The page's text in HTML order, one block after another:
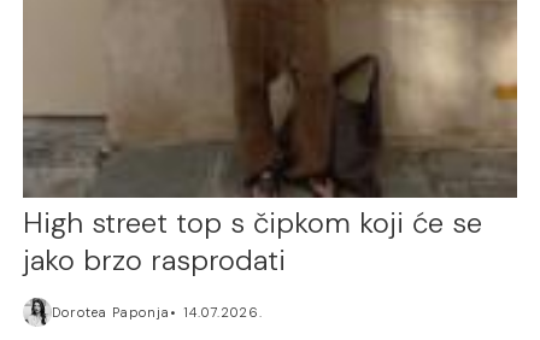
High street top s čipkom koji će se
jako brzo rasprodati
Dorotea Paponja 14.07.2026.